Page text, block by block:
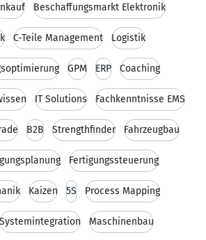
Beschaffungsmarkt Elektronik
C-Teile Management Logistik
GPM ERP Coaching
IT Solutions Fachkenntnisse EMS
B2B Strengthfinder Fahrzeugbau
Fertigungssteuerung
Kaizen 5S Process Mapping
Systemintegration Maschinenbau